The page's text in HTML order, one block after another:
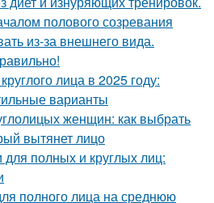
полового созревания
из-за внешнего вида.
лица в 2025 году:
варианты
женщин: как выбрать
вытянет лицо
полных и круглых лиц:
полного лица на среднюю